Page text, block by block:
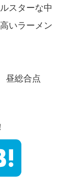
スターな中
いラーメン
昼総合点